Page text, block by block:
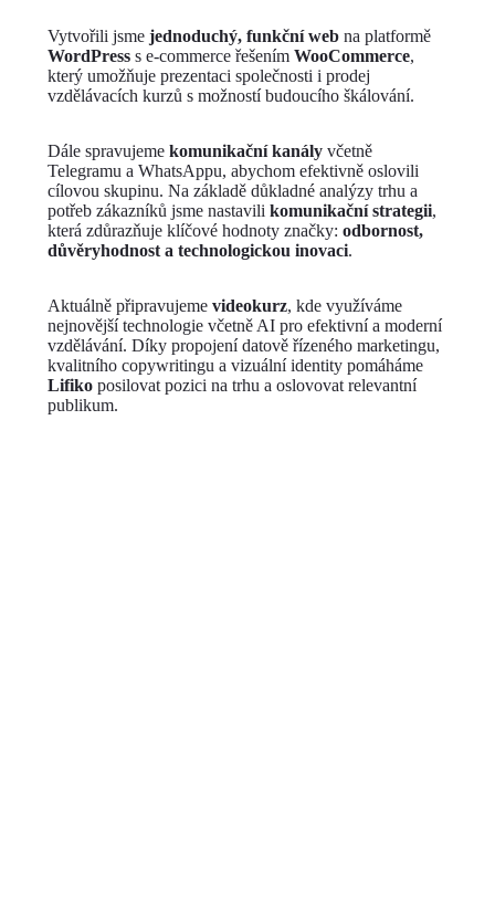
Vytvořili jsme jednoduchý, funkční webna platformě
WordPresss e-commerce řešením WooCommerce,
který umožňuje prezentaci společnosti i prodej
vzdělávacích kurzů s možností budoucího škálování.
Dále spravujeme komunikační kanályvčetně
Telegramu a WhatsAppu, abychom efektivně oslovili
cílovou skupinu. Na základě důkladné analýzy trhu a
potřeb zákazníků jsme nastavili komunikační strategii,
která zdůrazňuje klíčové hodnoty značky: odbornost,
důvěryhodnost a technologickou inovaci.
Aktuálně připravujeme videokurz, kde využíváme
nejnovější technologie včetně AI pro efektivní a moderní
vzdělávání. Díky propojení datově řízeného marketingu,
kvalitního copywritingu a vizuální identity pomáháme
Lifikoposilovat pozici na trhu a oslovovat relevantní
publikum.